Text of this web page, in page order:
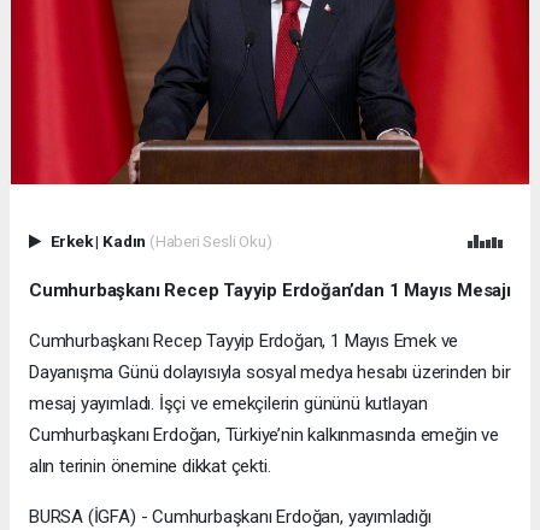
Erkek| Kadın (Haberi Sesli Oku)
Cumhurbaşkanı Recep Tayyip Erdoğan’dan 1 Mayıs Mesajı
Cumhurbaşkanı Recep Tayyip Erdoğan, 1 Mayıs Emek ve
Dayanışma Günü dolayısıyla sosyal medya hesabı üzerinden bir
mesaj yayımladı. İşçi ve emekçilerin gününü kutlayan
Cumhurbaşkanı Erdoğan, Türkiye’nin kalkınmasında emeğin ve
alın terinin önemine dikkat çekti.
BURSA (İGFA) - Cumhurbaşkanı Erdoğan, yayımladığı